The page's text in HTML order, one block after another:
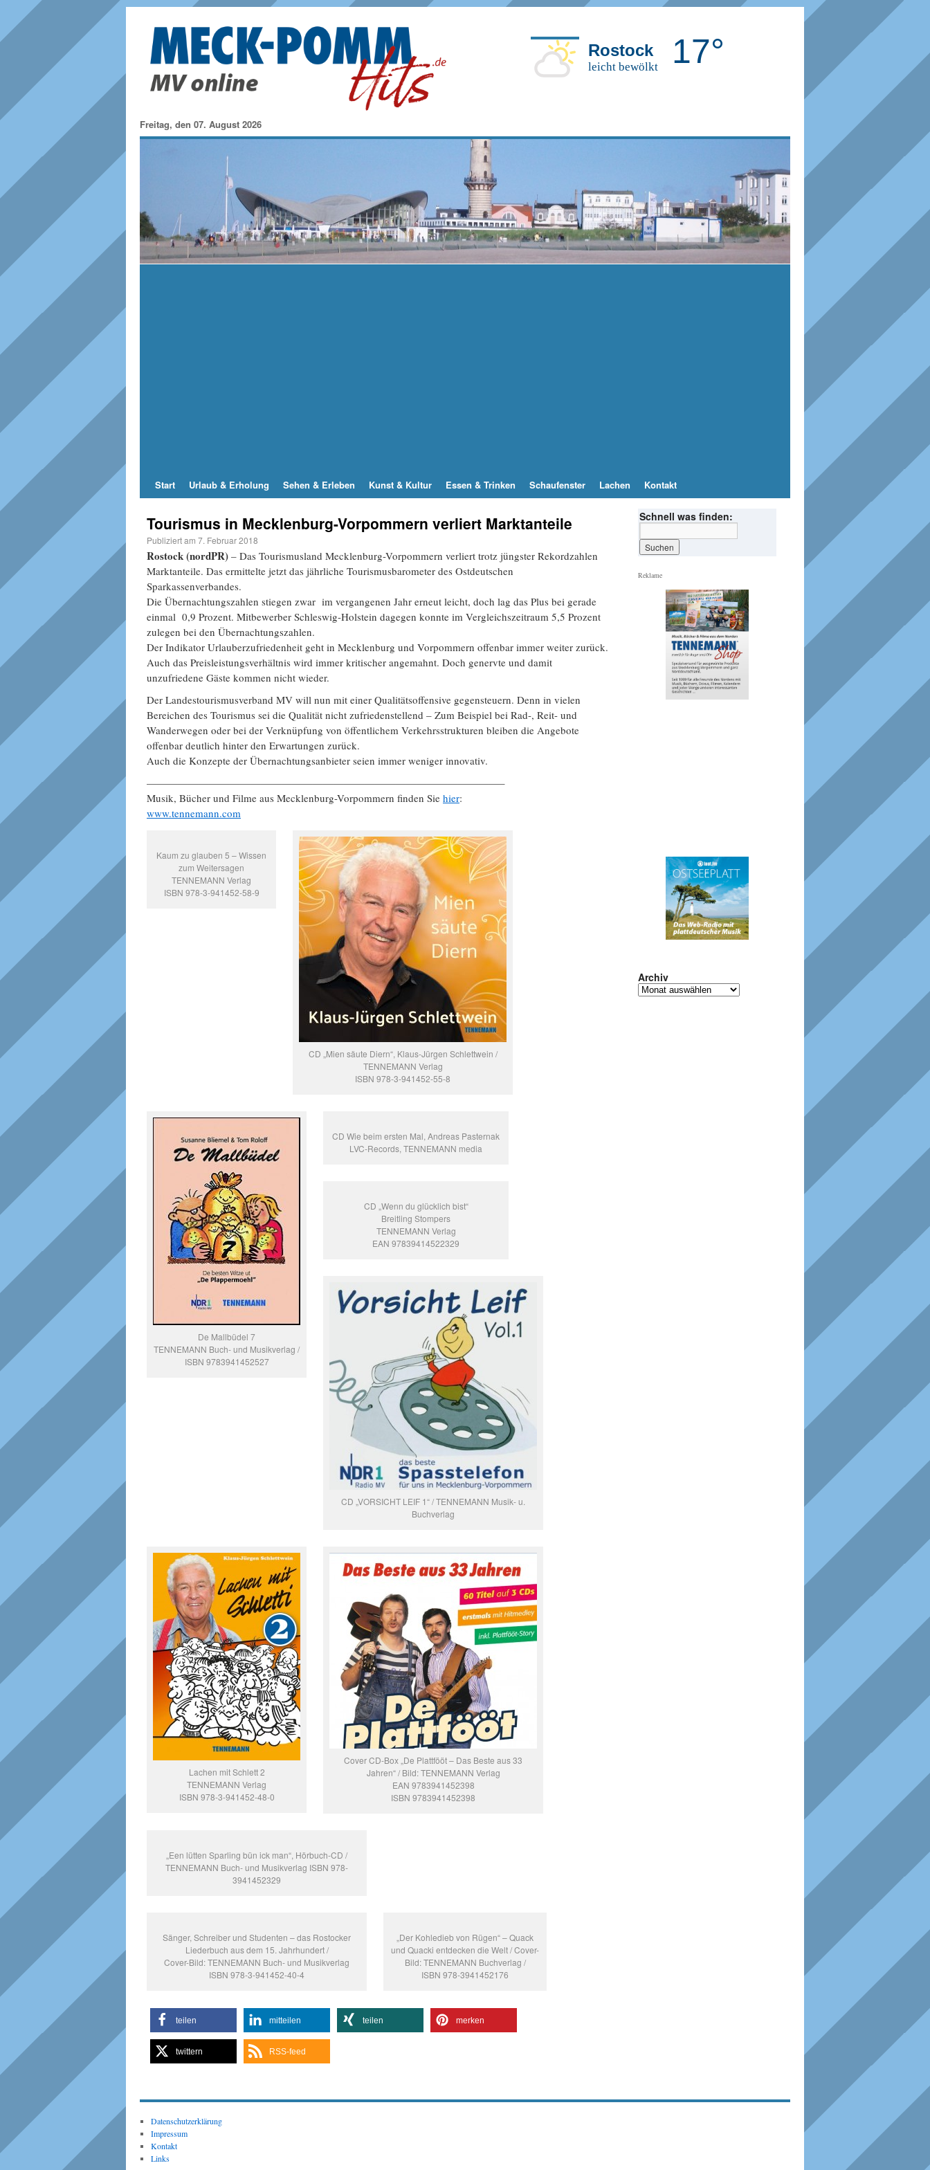
Freitag, den 07. August 2026
Rostock
leicht bewölkt 17°
Start Urlaub & Erholung Sehen & Erleben Kunst & Kultur Essen & Trinken Schaufenster Lachen Kontakt
Tourismus in Mecklenburg-Vorpommern verliert Marktanteile
Publiziert am 7. Februar 2018
Rostock (nordPR) – Das Tourismusland Mecklenburg-Vorpommern verliert trotz jüngster Rekordzahlen
Marktanteile. Das ermittelte jetzt das jährliche Tourismusbarometer des Ostdeutschen
Sparkassenverbandes.
Die Übernachtungszahlen stiegen zwar im vergangenen Jahr erneut leicht, doch lag das Plus bei gerade
einmal 0,9 Prozent. Mitbewerber Schleswig-Holstein dagegen konnte im Vergleichszeitraum 5,5 Prozent
zulegen bei den Übernachtungszahlen.
Der Indikator Urlauberzufriedenheit geht in Mecklenburg und Vorpommern offenbar immer weiter zurück.
Auch das Preisleistungsverhältnis wird immer kritischer angemahnt. Doch genervte und damit
unzufriedene Gäste kommen nicht wieder.
Der Landestourismusverband MV will nun mit einer Qualitätsoffensive gegensteuern. Denn in vielen
Bereichen des Tourismus sei die Qualität nicht zufriedenstellend – Zum Beispiel bei Rad-, Reit- und
Wanderwegen oder bei der Verknüpfung von öffentlichem Verkehrsstrukturen bleiben die Angebote
offenbar deutlich hinter den Erwartungen zurück.
Auch die Konzepte der Übernachtungsanbieter seien immer weniger innovativ.
——————————————————————————————————–
Musik, Bücher und Filme aus Mecklenburg-Vorpommern finden Sie hier:
www.tennemann.com
Kaum zu glauben 5 – Wissen
zum Weitersagen
TENNEMANN Verlag
ISBN 978-3-941452-58-9
CD „Mien säute Diern“, Klaus-Jürgen Schlettwein /
TENNEMANN Verlag
ISBN 978-3-941452-55-8
De Mallbüdel 7
TENNEMANN Buch- und Musikverlag /
ISBN 9783941452527
CD Wie beim ersten Mal, Andreas Pasternak
LVC-Records, TENNEMANN media
CD „Wenn du glücklich bist“
Breitling Stompers
TENNEMANN Verlag
EAN 97839414522329
CD „VORSICHT LEIF 1“ / TENNEMANN Musik- u.
Buchverlag
Lachen mit Schlett 2
TENNEMANN Verlag
ISBN 978-3-941452-48-0
Cover CD-Box „De Plattfööt – Das Beste aus 33
Jahren“ / Bild: TENNEMANN Verlag
EAN 9783941452398
ISBN 9783941452398
„Een lütten Sparling bün ick man“, Hörbuch-CD /
TENNEMANN Buch- und Musikverlag ISBN 978-
3941452329
Sänger, Schreiber und Studenten – das Rostocker
Liederbuch aus dem 15. Jahrhundert /
Cover-Bild: TENNEMANN Buch- und Musikverlag
ISBN 978-3-941452-40-4
„Der Kohledieb von Rügen“ – Quack
und Quacki entdecken die Welt / Cover-
Bild: TENNEMANN Buchverlag /
ISBN 978-3941452176
teilen mitteilen teilen merken
twittern RSS-feed
Schnell was finden:
Reklame
Archiv
Datenschutzerklärung
Impressum
Kontakt
Links